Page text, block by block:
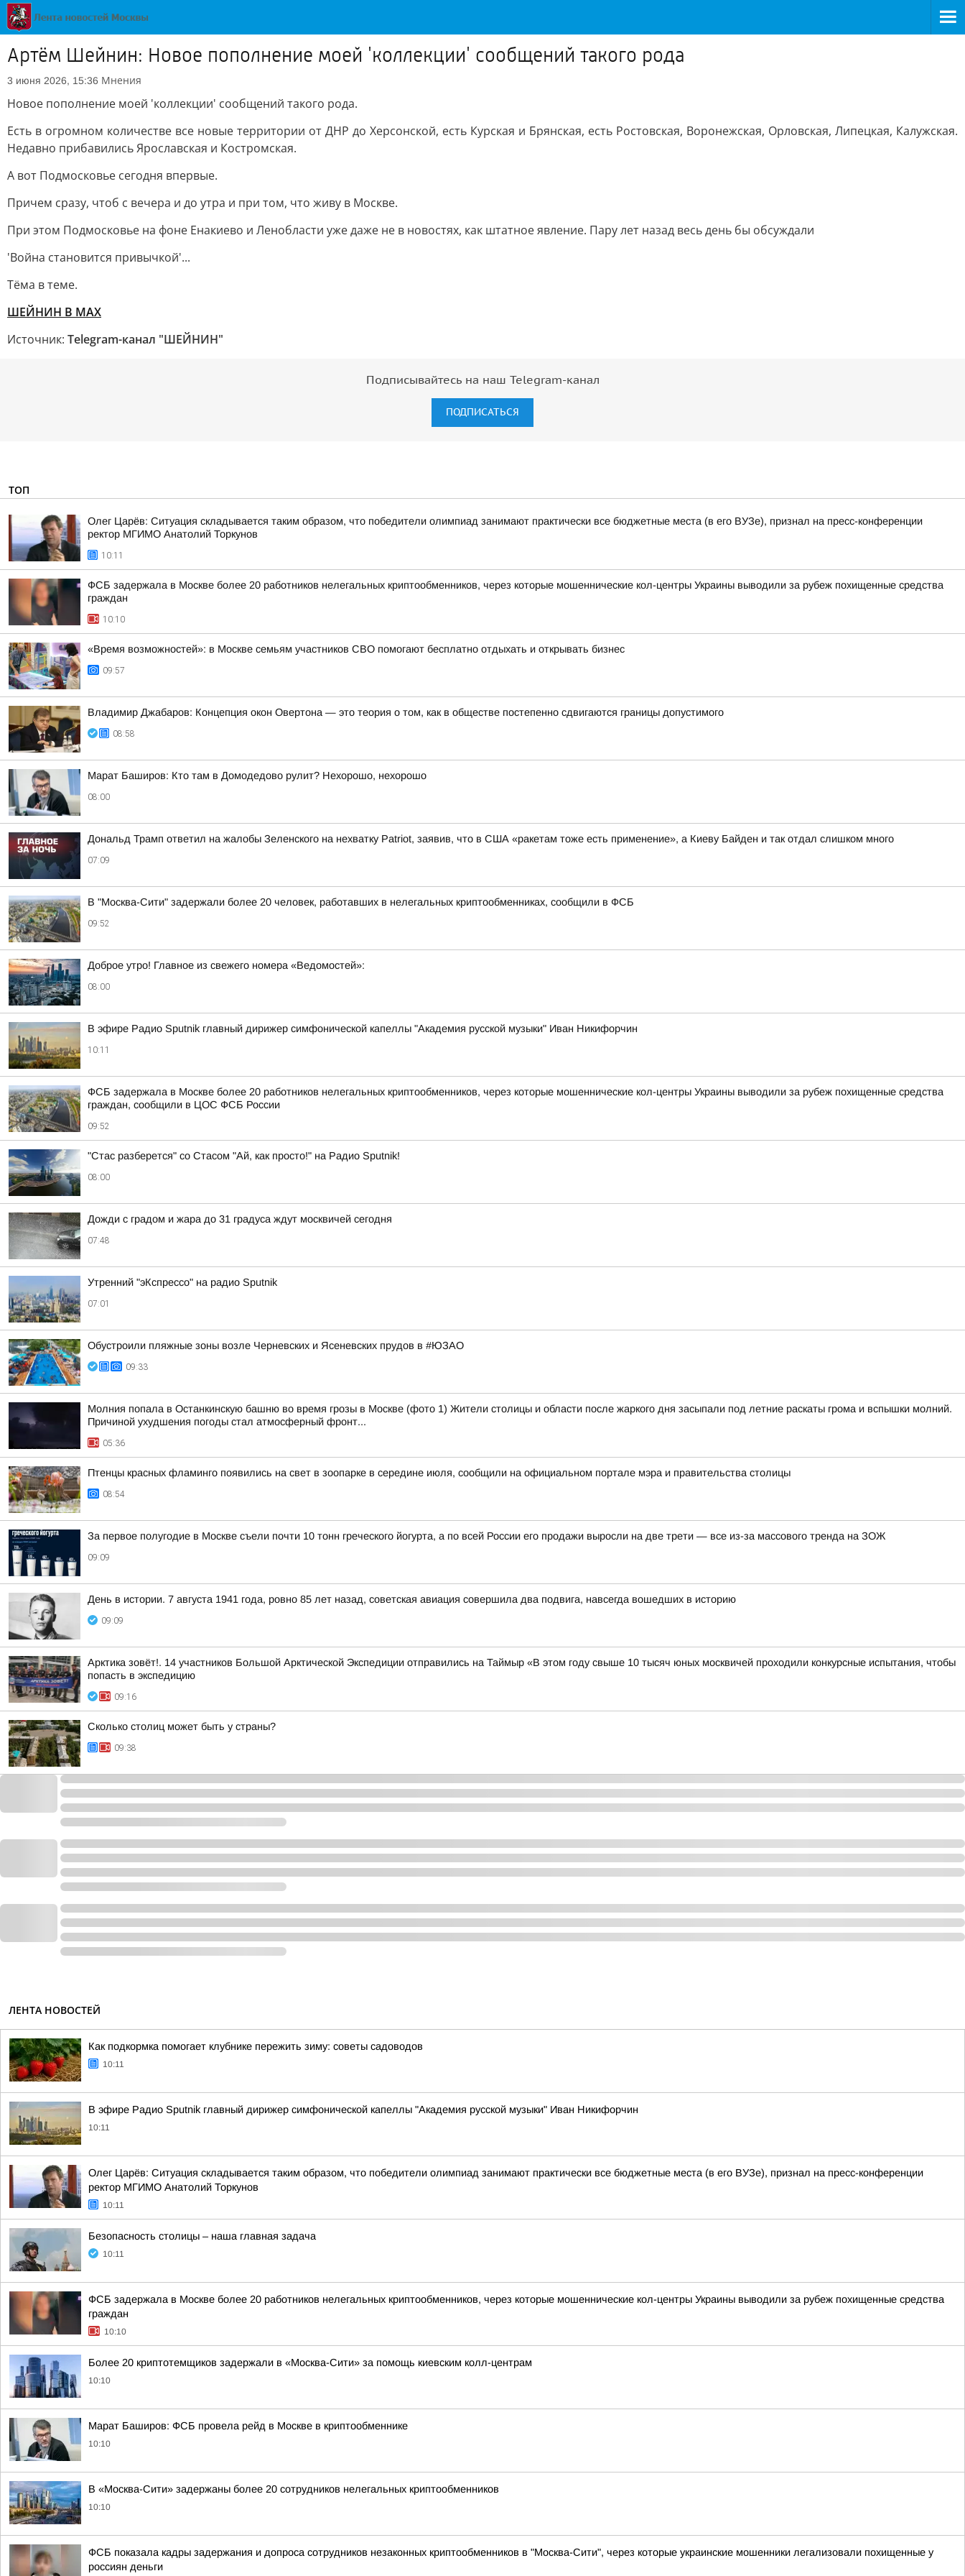
Артём Шейнин: Новое пополнение моей 'коллекции' сообщений такого рода
3 июня 2026, 15:36 Мнения
Новое пополнение моей 'коллекции' сообщений такого рода.
Есть в огромном количестве все новые территории от ДНР до Херсонской, есть Курская и Брянская, есть Ростовская, Воронежская, Орловская, Липецкая, Калужская.
Недавно прибавились Ярославская и Костромская.
А вот Подмосковье сегодня впервые.
Причем сразу, чтоб с вечера и до утра и при том, что живу в Москве.
При этом Подмосковье на фоне Енакиево и Ленобласти уже даже не в новостях, как штатное явление. Пару лет назад весь день бы обсуждали
'Война становится привычкой'...
Тёма в теме.
ШЕЙНИН В МАХ
Источник: Telegram-канал "ШЕЙНИН"
Подписывайтесь на наш Telegram-канал
ПОДПИСАТЬСЯ
ТОП
Олег Царёв: Ситуация складывается таким образом, что победители олимпиад занимают практически все бюджетные места (в его ВУЗе), признал на пресс-конференции
ректор МГИМО Анатолий Торкунов
10:11
ФСБ задержала в Москве более 20 работников нелегальных криптообменников, через которые мошеннические кол-центры Украины выводили за рубеж похищенные средства
граждан
10:10
«Время возможностей»: в Москве семьям участников СВО помогают бесплатно отдыхать и открывать бизнес
09:57
Владимир Джабаров: Концепция окон Овертона — это теория о том, как в обществе постепенно сдвигаются границы допустимого
08:58
Марат Баширов: Кто там в Домодедово рулит? Нехорошо, нехорошо
08:00
Дональд Трамп ответил на жалобы Зеленского на нехватку Patriot, заявив, что в США «ракетам тоже есть применение», а Киеву Байден и так отдал слишком много
07:09
В "Москва-Сити" задержали более 20 человек, работавших в нелегальных криптообменниках, сообщили в ФСБ
09:52
Доброе утро! Главное из свежего номера «Ведомостей»:
08:00
В эфире Радио Sputnik главный дирижер симфонической капеллы "Академия русской музыки" Иван Никифорчин
10:11
ФСБ задержала в Москве более 20 работников нелегальных криптообменников, через которые мошеннические кол-центры Украины выводили за рубеж похищенные средства
граждан, сообщили в ЦОС ФСБ России
09:52
"Стас разберется" со Стасом "Ай, как просто!" на Радио Sputnik!
08:00
Дожди с градом и жара до 31 градуса ждут москвичей сегодня
07:48
Утренний "эКспрессо" на радио Sputnik
07:01
Обустроили пляжные зоны возле Черневских и Ясеневских прудов в #ЮЗАО
09:33
Молния попала в Останкинскую башню во время грозы в Москве (фото 1) Жители столицы и области после жаркого дня засыпали под летние раскаты грома и вспышки молний.
Причиной ухудшения погоды стал атмосферный фронт...
05:36
Птенцы красных фламинго появились на свет в зоопарке в середине июля, сообщили на официальном портале мэра и правительства столицы
08:54
За первое полугодие в Москве съели почти 10 тонн греческого йогурта, а по всей России его продажи выросли на две трети — все из-за массового тренда на ЗОЖ
09:09
День в истории. 7 августа 1941 года, ровно 85 лет назад, советская авиация совершила два подвига, навсегда вошедших в историю
09:09
Арктика зовёт!. 14 участников Большой Арктической Экспедиции отправились на Таймыр «В этом году свыше 10 тысяч юных москвичей проходили конкурсные испытания, чтобы
попасть в экспедицию
09:16
Сколько столиц может быть у страны?
09:38
ЛЕНТА НОВОСТЕЙ
Как подкормка помогает клубнике пережить зиму: советы садоводов
10:11
В эфире Радио Sputnik главный дирижер симфонической капеллы "Академия русской музыки" Иван Никифорчин
10:11
Олег Царёв: Ситуация складывается таким образом, что победители олимпиад занимают практически все бюджетные места (в его ВУЗе), признал на пресс-конференции
ректор МГИМО Анатолий Торкунов
10:11
Безопасность столицы – наша главная задача
10:11
ФСБ задержала в Москве более 20 работников нелегальных криптообменников, через которые мошеннические кол-центры Украины выводили за рубеж похищенные средства
граждан
10:10
Более 20 криптотемщиков задержали в «Москва-Сити» за помощь киевским колл-центрам
10:10
Марат Баширов: ФСБ провела рейд в Москве в криптообменнике
10:10
В «Москва-Сити» задержаны более 20 сотрудников нелегальных криптообменников
10:10
ФСБ показала кадры задержания и допроса сотрудников незаконных криптообменников в "Москва-Сити", через которые украинские мошенники легализовали похищенные у
россиян деньги